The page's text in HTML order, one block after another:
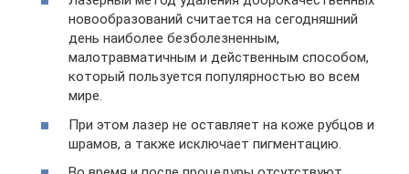
новообразований считается на сегодняшний
день наиболее безболезненным,
малотравматичным и действенным способом,
который пользуется популярностью во всем
мире.
При этом лазер не оставляет на коже рубцов и
шрамов, а также исключает пигментацию.